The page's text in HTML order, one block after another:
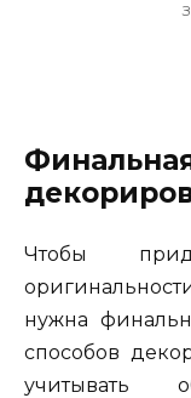
Чтобы
нужна
способов
учитывать